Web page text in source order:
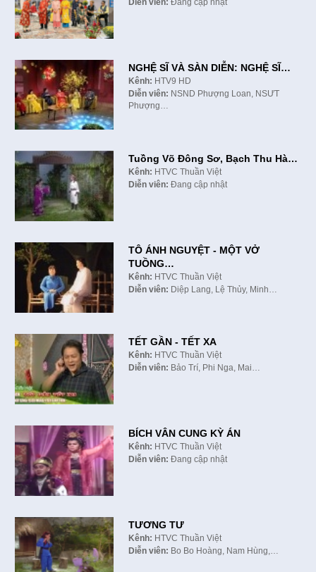
Diễn viên: Đang cập nhật
NGHỆ SĨ VÀ SÀN DIỄN: NGHỆ SĨ…
Kênh: HTV9 HD
Diễn viên: NSND Phượng Loan, NSƯT
Phượng…
Tuồng Võ Đông Sơ, Bạch Thu Hà…
Kênh: HTVC Thuần Việt
Diễn viên: Đang cập nhật
TÔ ÁNH NGUYỆT - MỘT VỞ
TUỒNG…
Kênh: HTVC Thuần Việt
Diễn viên: Diệp Lang, Lệ Thủy, Minh…
TẾT GẦN - TẾT XA
Kênh: HTVC Thuần Việt
Diễn viên: Bảo Trí, Phi Nga, Mai…
BÍCH VÂN CUNG KỲ ÁN
Kênh: HTVC Thuần Việt
Diễn viên: Đang cập nhật
TƯƠNG TƯ
Kênh: HTVC Thuần Việt
Diễn viên: Bo Bo Hoàng, Nam Hùng,…